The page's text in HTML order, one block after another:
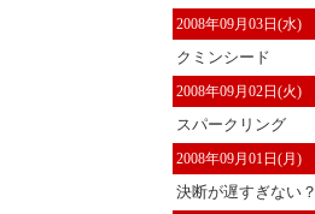
2008年09月03日(水)
クミンシード
2008年09月02日(火)
スパークリング
2008年09月01日(月)
決断が遅すぎない？